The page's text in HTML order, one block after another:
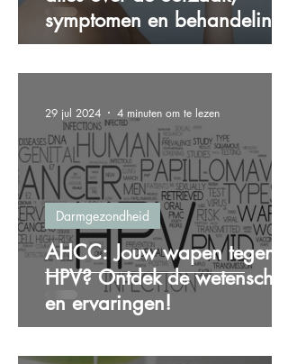
symptomen en behandeling!
AHCC: Jouw wapen tegen
HPV? Ontdek de wetenschap
en ervaringen!
Darmgezondheid
29 jul 2024 4 minuten om te lezen